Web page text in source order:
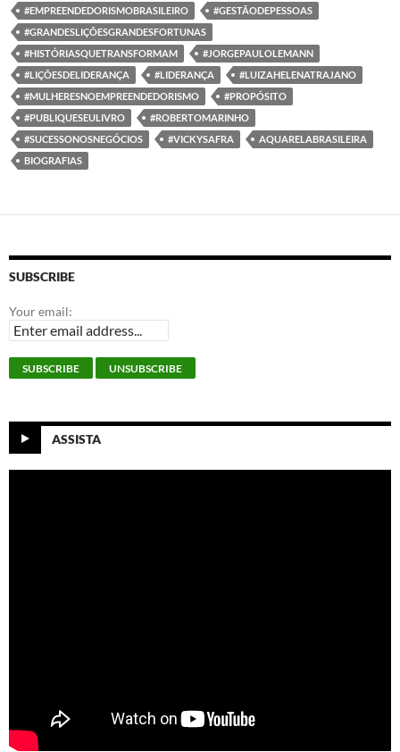
#EMPREENDEDORISMOBRASILEIRO
#GESTÃODEPESSOAS
#GRANDESLIÇÕESGRANDESFORTUNAS
#HISTÓRIASQUETRANSFORMAM
#JORGEPAULOLEMANN
#LIÇÕESDELIDERANÇA
#LIDERANÇA
#LUIZAHELENATRAJANO
#MULHERESNOEMPREENDEDORISMO
#PROPÓSITO
#PUBLIQUESEULIVRO
#ROBERTOMARINHO
#SUCESSONOSNEGÓCIOS
#VICKYSAFRA
AQUARELABRASILEIRA
BIOGRAFIAS
SUBSCRIBE
Your email:
ASSISTA